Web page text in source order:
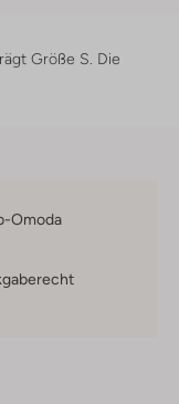
Größe S. Die
Omoda